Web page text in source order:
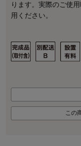
ります。実際のご使
用ください。
この